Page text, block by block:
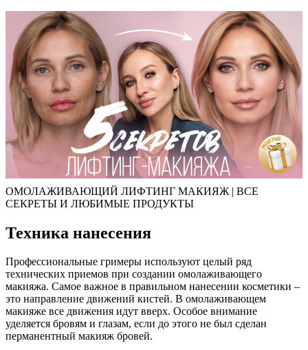
ОМОЛАЖИВАЮЩИЙ ЛИФТИНГ МАКИЯЖ | ВСЕ
СЕКРЕТЫ И ЛЮБИМЫЕ ПРОДУКТЫ
Техника нанесения
Профессиональные гримеры используют целый ряд
технических приемов при создании омолаживающего
макияжа. Самое важное в правильном нанесении косметики –
это направление движений кистей. В омолаживающем
макияже все движения идут вверх. Особое внимание
уделяется бровям и глазам, если до этого не был сделан
перманентный макияж бровей.